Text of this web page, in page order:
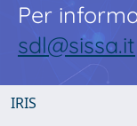
Per
sdl@sissa.it
IRIS